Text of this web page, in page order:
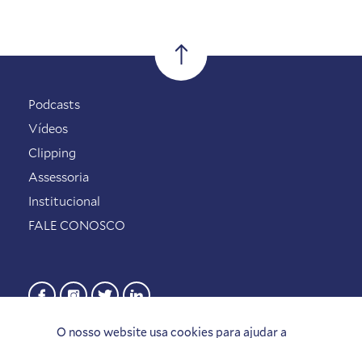
O nosso website usa cookies para ajudar a
Podcasts
Vídeos
Clipping
Assessoria
Institucional
FALE CONOSCO